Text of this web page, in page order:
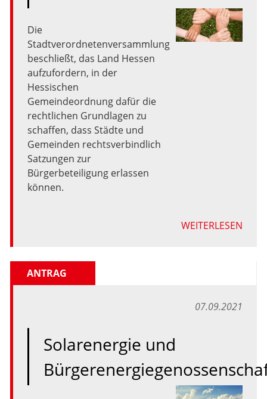
Die
Stadtverordnetenversammlung
beschließt, das Land Hessen
aufzufordern, in der
Hessischen
Gemeindeordnung dafür die
rechtlichen Grundlagen zu
schaffen, dass Städte und
Gemeinden rechtsverbindlich
Satzungen zur
Bürgerbeteiligung erlassen
können.
WEITERLESEN
ANTRAG
07.09.2021
Solarenergie und